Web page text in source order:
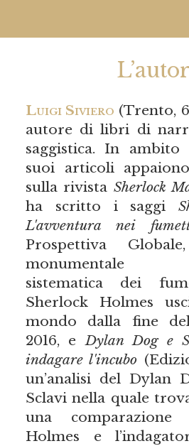
Luigi Siviero (Trento,
autore di libri di
saggistica. In ambito
suoi articoli
sulla rivista Sherlock
ha scritto i saggi
L'avventura nei
Prospettiva
monumentale
sistematica dei
Sherlock Holmes
mondo dalla fine
2016, eDylan Dog e
indagare l'incubo
un’analisi del Dylan
Sclavi nella quale
una
Holmes e